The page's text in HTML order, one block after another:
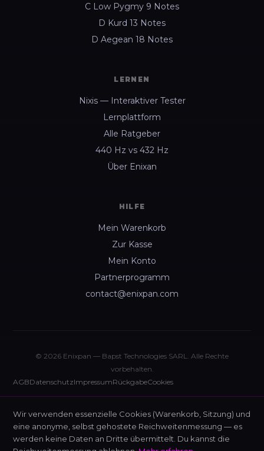
C Low Pygmy 9 Notes
D Kurd 13 Notes
D Aegean 18 Notes
LERNEN
Nixis — Interaktiver Tester
Lernplattform
Alle Ratgeber
440 Hz vs 432 Hz
Über Enixan
HILFE
Mein Warenkorb
Zur Kasse
Mein Konto
Partnerprogramm
contact@enixpan.com
© 2026 Enixpan — Bapst Technologies SARL. Alle Rechte
vorbehalten.
AGBDatenschutzImpressumRückgabeCookies
Wir verwenden essenzielle Cookies (Warenkorb, Sitzung) und
eine anonyme, selbst gehostete Reichweitenmessung — es
werden keine Daten an Dritte übermittelt. Du kannst die